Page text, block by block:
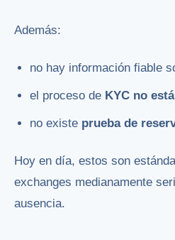
Además:
no hay información fiable
el proceso de KYC no
no existe prueba de
Hoy en día, estos son
exchanges medianamente
ausencia.